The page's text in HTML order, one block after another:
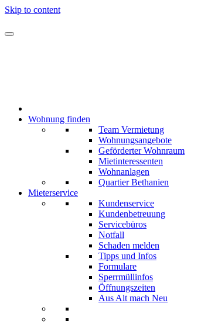
Skip to content
Wohnung finden
Team Vermietung
Wohnungsangebote
Geförderter Wohnraum
Mietinteressenten
Wohnanlagen
Quartier Bethanien
Mieterservice
Kundenservice
Kundenbetreuung
Servicebüros
Notfall
Schaden melden
Tipps und Infos
Formulare
Sperrmüllinfos
Öffnungszeiten
Aus Alt mach Neu